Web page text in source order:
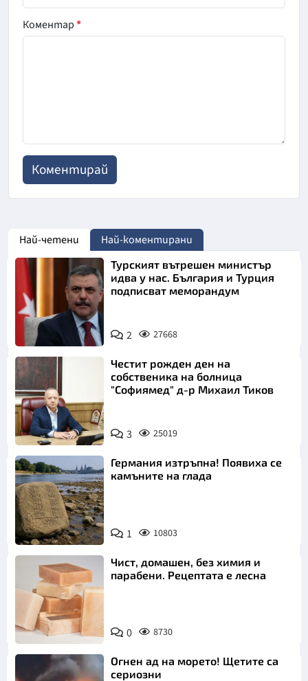
Коментар*
Най-четени Най-коментирани
Турският вътрешен министър
идва у нас. България и Турция
подписват меморандум
2 27668
Честит рожден ден на
собственика на болница
"Софиямед" д-р Михаил Тиков
3 25019
Германия изтръпна! Появиха се
камъните на глада
1 10803
Чист, домашен, без химия и
парабени. Рецептата е лесна
0 8730
Огнен ад на морето! Щетите са
сериозни